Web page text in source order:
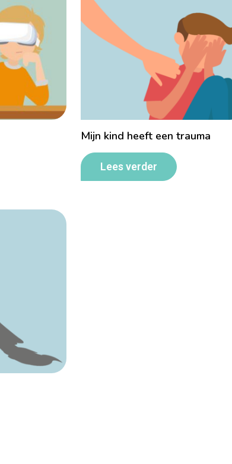
Mijn kind heeft een trauma
Lees verder